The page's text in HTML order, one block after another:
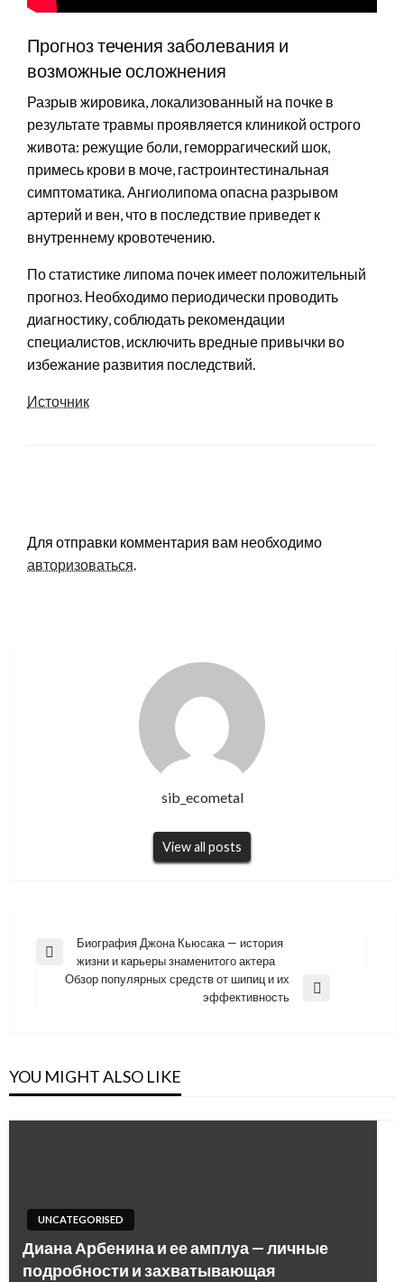
Прогноз течения заболевания и
возможные осложнения
Разрыв жировика, локализованный на почке в
результате травмы проявляется клиникой острого
живота: режущие боли, геморрагический шок,
примесь крови в моче, гастроинтестинальная
симптоматика. Ангиолипома опасна разрывом
артерий и вен, что в последствие приведет к
внутреннему кровотечению.
По статистике липома почек имеет положительный
прогноз. Необходимо периодически проводить
диагностику, соблюдать рекомендации
специалистов, исключить вредные привычки во
избежание развития последствий.
Источник
Для отправки комментария вам необходимо
авторизоваться.
sib_ecometal
View all posts
Навигация
Previous
Биография Джона Кьюсака — история
жизни и карьеры знаменитого актера
Обзор популярных средств от шипиц и их
эффективность
YOU MIGHT ALSO LIKE
UNCATEGORISED
Диана Арбенина и ее амплуа — личные
подробности и захватывающая